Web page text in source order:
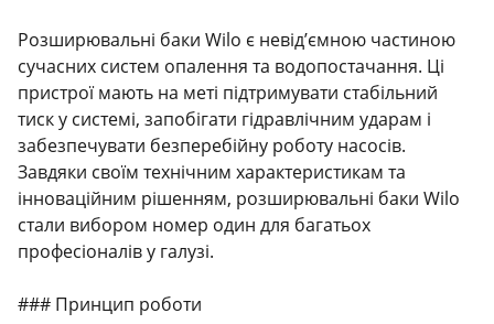
Розширювальні баки Wilo є невід’ємною частиною
сучасних систем опалення та водопостачання. Ці
пристрої мають на меті підтримувати стабільний
тиск у системі, запобігати гідравлічним ударам і
забезпечувати безперебійну роботу насосів.
Завдяки своїм технічним характеристикам та
інноваційним рішенням, розширювальні баки Wilo
стали вибором номер один для багатьох
професіоналів у галузі.
### Принцип роботи